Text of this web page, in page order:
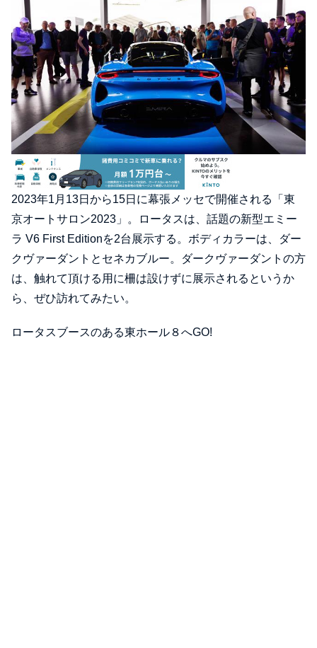
2023年1月13日から15日に幕張メッセで開催される「東
京オートサロン2023」。ロータスは、話題の新型エミー
ラ V6 First Editionを2台展示する。ボディカラーは、ダー
クヴァーダントとセネカブルー。ダークヴァーダントの方
は、触れて頂ける用に柵は設けずに展示されるというか
ら、ぜひ訪れてみたい。
ロータスブースのある東ホール８へGO!